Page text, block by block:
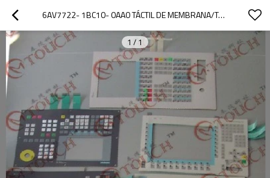
6AV7722- 1BC10- 0AA0 TÁCTIL DE MEMBRANA/TÁCTIL DE MEMBRANA 6AV7722- 1BC10- 0AA0 PANEL PC 670 12" TÁCTIL
1 / 1